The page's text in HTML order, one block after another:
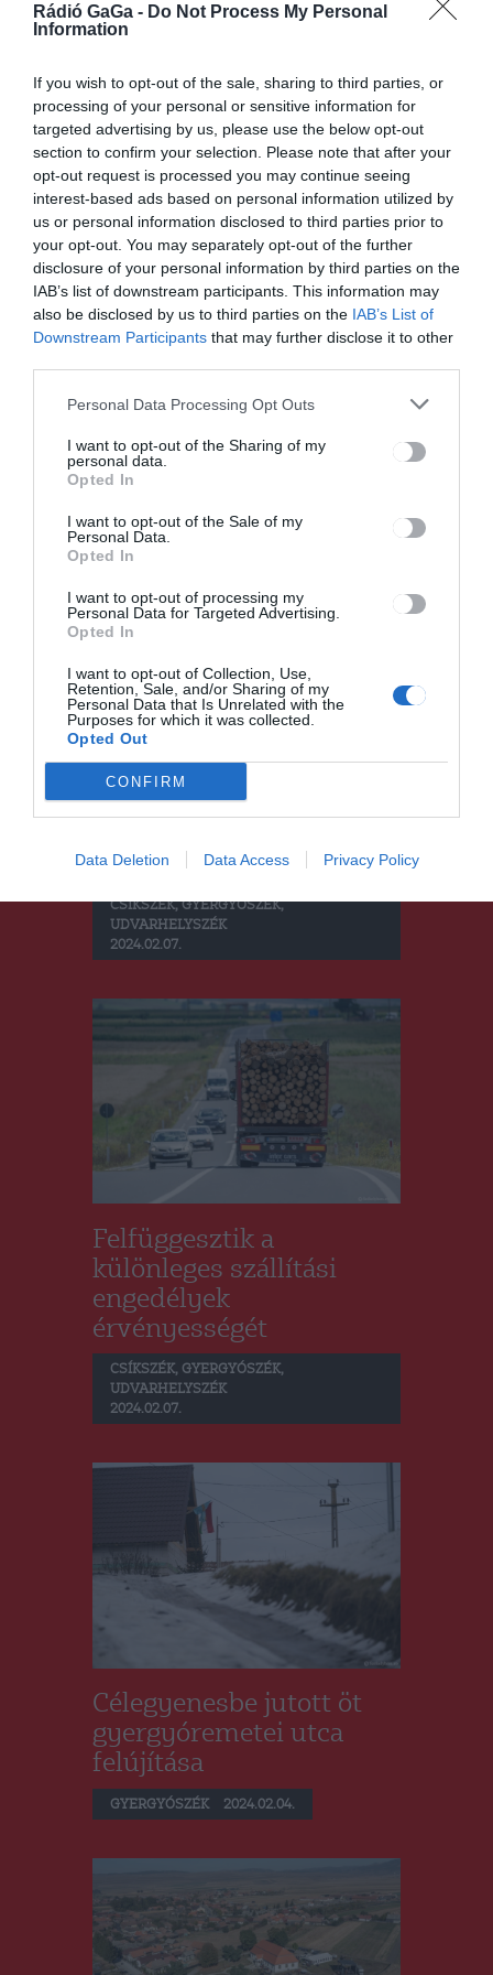
Rádió GaGa - Do Not Process My Personal
Information
If you wish to opt-out of the sale, sharing to third parties, or
processing of your personal or sensitive information for
targeted advertising by us, please use the below opt-out
section to confirm your selection. Please note that after your
opt-out request is processed you may continue seeing
interest-based ads based on personal information utilized by
us or personal information disclosed to third parties prior to
your opt-out. You may separately opt-out of the further
disclosure of your personal information by third parties on the
IAB’s list of downstream participants. This information may
also be disclosed by us to third parties on the IAB’s List of
Downstream Participants that may further disclose it to other
Personal Data Processing Opt Outs
I want to opt-out of the Sharing of my
personal data.
Opted In
I want to opt-out of the Sale of my
Personal Data.
Opted In
I want to opt-out of processing my
Personal Data for Targeted Advertising.
Opted In
I want to opt-out of Collection, Use,
Retention, Sale, and/or Sharing of my
Personal Data that Is Unrelated with the
Purposes for which it was collected.
Opted Out
CONFIRM
Data Deletion Data Access Privacy Policy
kapcsolatban a pénzügy
UDVARHELYSZÉK
2024.02.09.
Egyre többen kérik a
munkaévekre is
UDVARHELYSZÉK
2024.02.09.
őszigabona-termesztők
CSÍKSZÉK,GYERGYÓSZÉK,
UDVARHELYSZÉK
2024.02.07.
Felfüggesztik a
különleges szállítási
engedélyek
érvényességét
CSÍKSZÉK, GYERGYÓSZÉK,
UDVARHELYSZÉK
2024.02.07.
Célegyenesbe jutott öt
gyergyóremetei utca
felújítása
GYERGYÓSZÉK 2024.02.04.